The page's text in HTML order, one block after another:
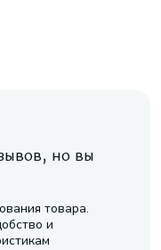
но вы
товара.
и